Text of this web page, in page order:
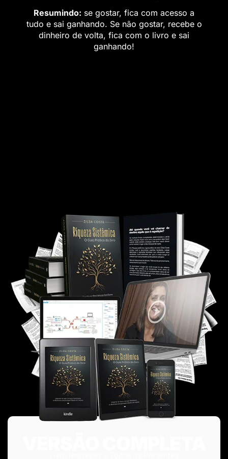
Resumindo: se gostar, fica com acesso a
tudo e sai ganhando. Se não gostar, recebe o
dinheiro de volta, fica com o livro e sai
ganhando!